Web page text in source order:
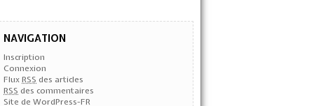
NAVIGATION
Inscription
Connexion
FluxRSS des articles
RSS des commentaires
Site de WordPress-FR